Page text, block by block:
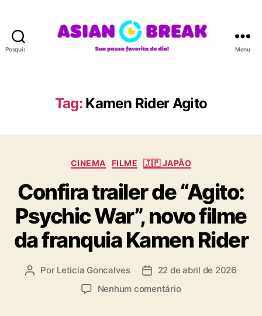
Pesquisar
A
N
R
A
Menu
Tag: Kamen Rider Agito
C
t
e
g
o
r
i
CINEMA FILME 🇯🇵 JAPÃO
Confira trailer de “Agito:
Psychic War”, novo filme
da franquia Kamen Rider
A Por Leticia Goncalves
D 22 de abril de 2026
Nenhum comentárioe